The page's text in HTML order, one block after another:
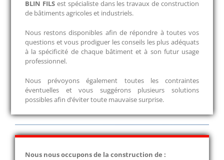
BLIN FILSest spécialiste dans les travaux de construction
de bâtiments agricoles et industriels.
Nous restons disponibles afin de répondre à toutes vos
questions et vous prodiguer les conseils les plus adéquats
à la spécificité de chaque bâtiment et à son futur usage
professionnel.
Nous prévoyons également toutes les contraintes
éventuelles et vous suggérons plusieurs solutions
possibles afin d’éviter toute mauvaise surprise.
Nous nous occupons de la construction de :